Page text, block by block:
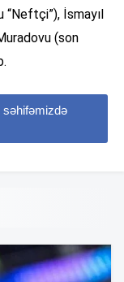
“Neftçi”), İsmayıl
(son